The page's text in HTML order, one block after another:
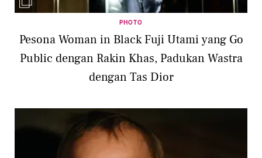
PHOTO
Pesona Woman in Black Fuji Utami yang Go
Public dengan Rakin Khas, Padukan Wastra
dengan Tas Dior